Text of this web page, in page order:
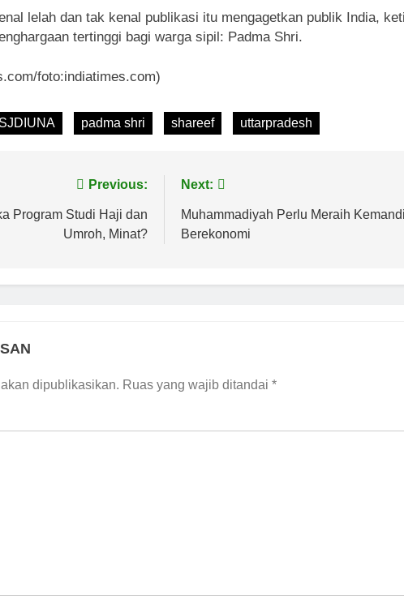
lelah dan tak kenal publikasi itu mengagetkan publik India,
tertinggi bagi warga sipil: Padma Shri.
foto:indiatimes.com)
padma shri shareef uttarpradesh
Previous:
Program Studi Haji dan
Umroh, Minat?
Next:
Muhammadiyah Perlu Meraih
Berekonomi
dipublikasikan. Ruas yang wajib ditandai *